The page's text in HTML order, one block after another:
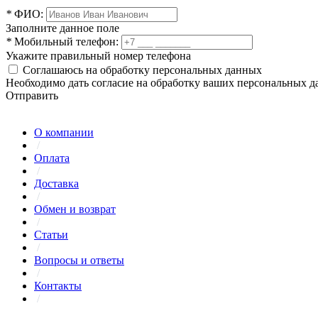
* ФИО:
Заполните данное поле
* Мобильный телефон:
Укажите правильный номер телефона
Соглашаюсь на обработку персональных данных
Необходимо дать согласие на обработку ваших персональных
Отправить
О компании
/
Оплата
/
Доставка
/
Обмен и возврат
/
Статьи
/
Вопросы и ответы
/
Контакты
/